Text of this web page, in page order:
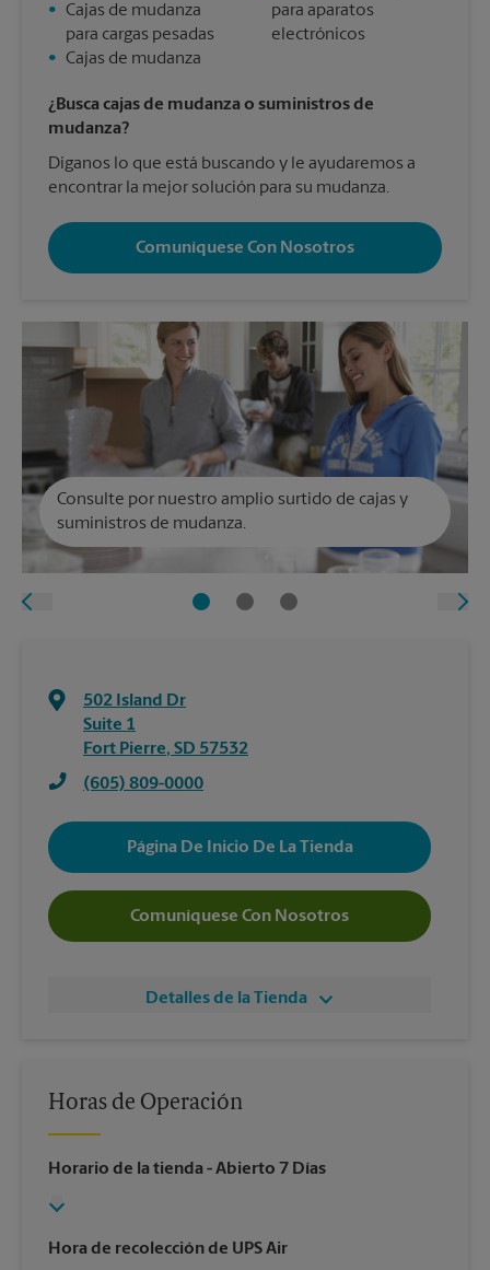
• Cajas de mudanza
para cargas pesadas
• Cajas de mudanza
para aparatos
electrónicos
¿Busca cajas de mudanza o suministros de
mudanza?
Díganos lo que está buscando y le ayudaremos a
encontrar la mejor solución para su mudanza.
Comuníquese Con Nosotros
Consulte por nuestro amplio surtido de cajas y
suministros de mudanza.
502 Island Dr
Suite 1
Fort Pierre, SD 57532
(605) 809-0000
Página De Inicio De La Tienda
Comuníquese Con Nosotros
Detalles de la Tienda
Horas de Operación
Horario de la tienda - Abierto 7 Días
Hora de recolección de UPS Air